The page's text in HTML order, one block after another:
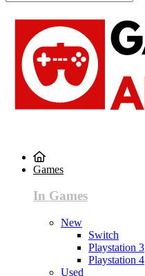
Games
In Games
New
Switch
Playstation 3
Playstation 4
Used